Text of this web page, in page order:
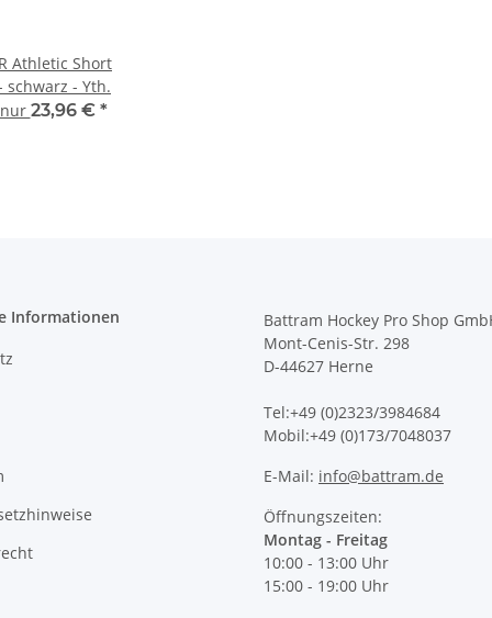
Athletic Short
schwarz - Yth.
23,96 € *
Informationen
Battram Hockey Pro Shop
Mont-Cenis-Str. 298
D-44627 Herne
Tel:+49 (0)2323/3984684
Mobil:+49 (0)173/7048037
E-Mail: info@battram.de
Öffnungszeiten:
Montag - Freitag
10:00 - 13:00 Uhr
15:00 - 19:00 Uhr